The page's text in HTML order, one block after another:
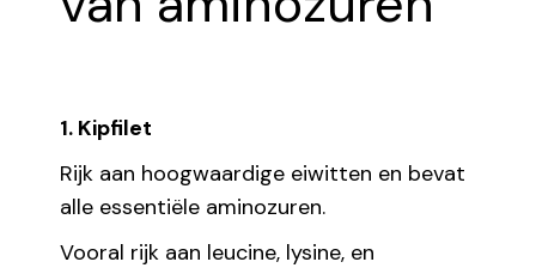
1. Kipfilet
Rijk aan hoogwaardige eiwitten en bevat
alle essentiële aminozuren.
Vooral rijk aan leucine, lysine, en